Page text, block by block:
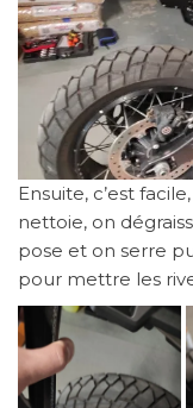
Ensuite, c’est
nettoie, on
pose et on serre
pour mettre les